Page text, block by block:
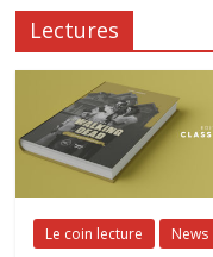
Lectures
Le coin lecture News